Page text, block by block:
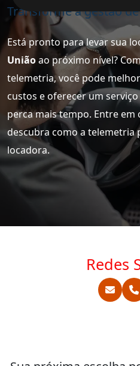
Transforme a gestão
Está pronto para levar sua
Uniãoao próximo nível?
telemetria, você pode
custos e oferecer um
perca mais tempo. Entre
descubra como a telemetria
locadora.
Redes